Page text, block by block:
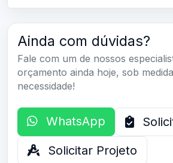
Ainda com dúvidas?
Fale com um de nossos
orçamento ainda hoje, sob
necessidade!
WhatsApp
Solicitar Projeto